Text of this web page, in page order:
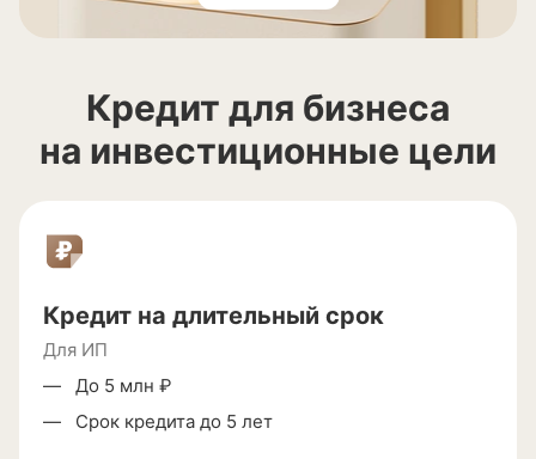
Кредит для бизнеса
на инвестиционные цели
Кредит на длительный срок
Для ИП
До 5 млн ₽
Срок кредита до 5 лет